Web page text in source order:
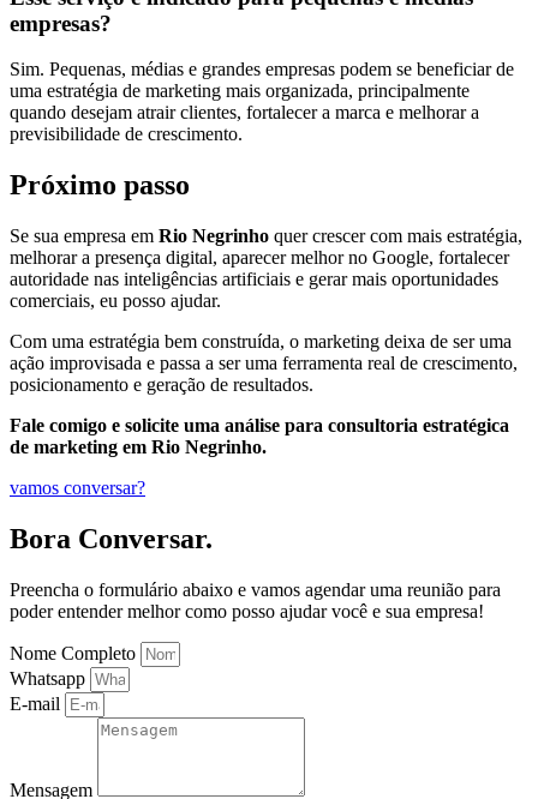
empresas?
Sim. Pequenas, médias e grandes empresas podem se beneficiar de
uma estratégia de marketing mais organizada, principalmente
quando desejam atrair clientes, fortalecer a marca e melhorar a
previsibilidade de crescimento.
Próximo passo
Se sua empresa em Rio Negrinho quer crescer com mais estratégia,
melhorar a presença digital, aparecer melhor no Google, fortalecer
autoridade nas inteligências artificiais e gerar mais oportunidades
comerciais, eu posso ajudar.
Com uma estratégia bem construída, o marketing deixa de ser uma
ação improvisada e passa a ser uma ferramenta real de crescimento,
posicionamento e geração de resultados.
Fale comigo e solicite uma análise para consultoria estratégica
de marketing em Rio Negrinho.
vamos conversar?
Bora Conversar.
Preencha o formulário abaixo e vamos agendar uma reunião para
poder entender melhor como posso ajudar você e sua empresa!
Nome Completo
Whatsapp
E-mail
Mensagem